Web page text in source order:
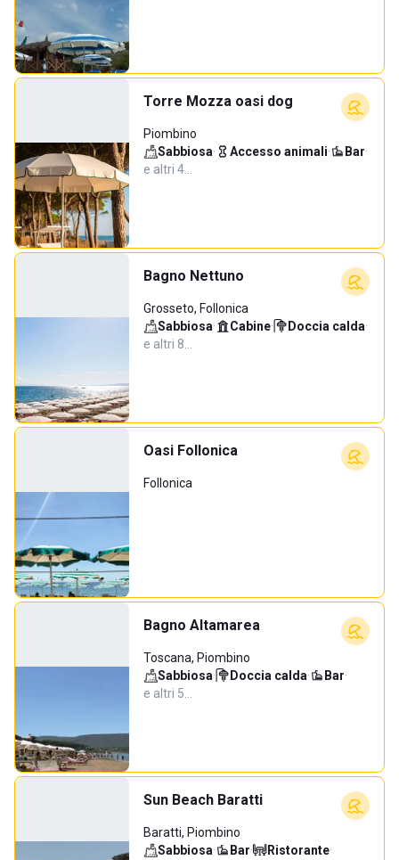
Torre Mozza oasi dog
Piombino
Sabbiosa· Accesso animali· Bar·
e altri 4…
Bagno Nettuno
Grosseto, Follonica
Sabbiosa· Cabine· Doccia calda·
e altri 8…
Oasi Follonica
Follonica
Bagno Altamarea
Toscana, Piombino
Sabbiosa· Doccia calda· Bar·
e altri 5…
Sun Beach Baratti
Baratti, Piombino
Sabbiosa· Bar· Ristorante·